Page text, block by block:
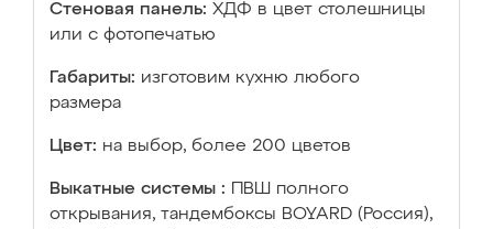
Стеновая панель: ХДФ в цвет столешницы
или с фотопечатью
Габариты: изготовим кухню любого
размера
Цвет: на выбор, более 200 цветов
Выкатные системы :
ПВШ полного
открывания, тандембоксы BOYARD (Россия),